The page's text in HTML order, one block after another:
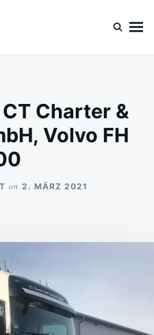
Charter &
Volvo FH
on 2. MÄRZ 2021